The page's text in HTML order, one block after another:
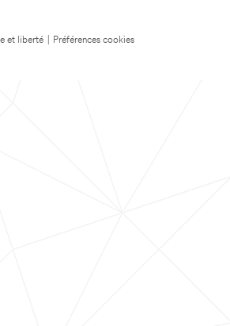
et liberté
Préférences cookies